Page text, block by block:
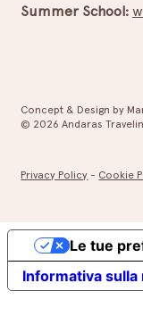
Summer School:
Concept & Design by
© 2026 Andaras
Privacy Policy - Cookie
Informativa sulla
Le tue